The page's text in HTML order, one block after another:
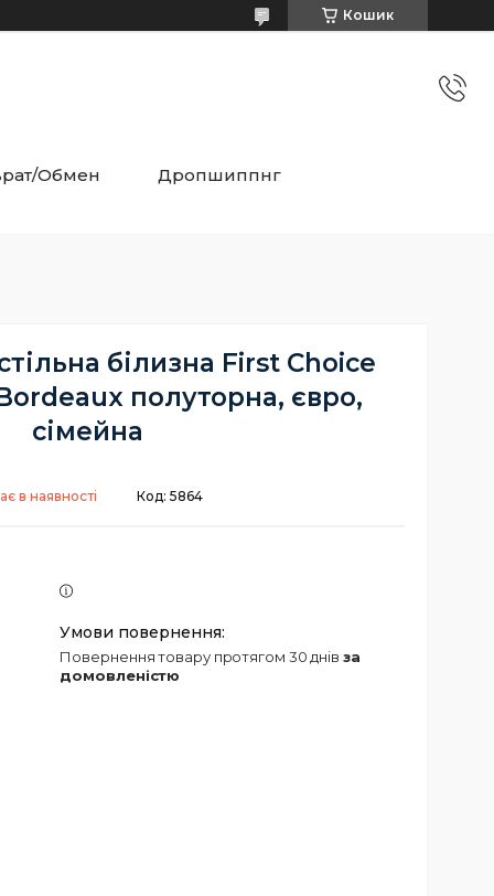
Кошик
Обмен Дропшиппнг
білизна First Choice
полуторна, євро,
сімейна
в наявності Код: 5864
повернення товару протягом 30 днів за
домовленістю